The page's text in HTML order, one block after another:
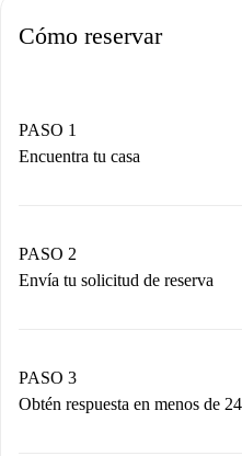
Cómo reservar
PASO 1
Encuentra tu casa
Tienes toda la
PASO 2
Envía tu solicitud de reserva
propietario acepte.
PASO 3
Obtén respuesta en menos de